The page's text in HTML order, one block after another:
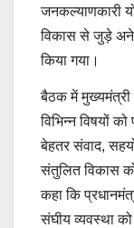
जनकल्याणकारी
विकास से जुड़े अनेक
किया गया।
बैठक में मुख्यमंत्री
विभिन्न विषयों
बेहतर संवाद,
संतुलित विकास
कहा कि
संघीय व्यवस्था को